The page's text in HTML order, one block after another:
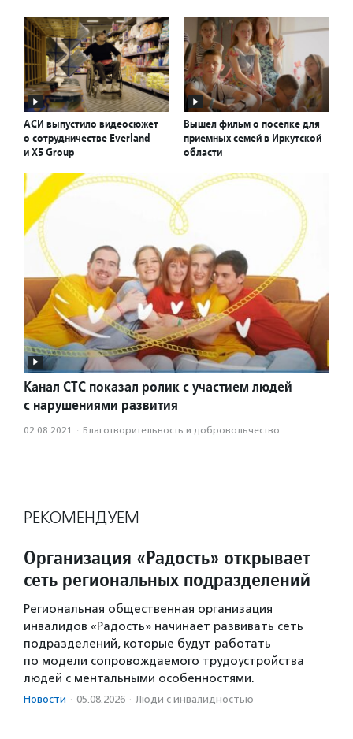
АСИ выпустило видеосюжет
о сотрудничестве Everland
и X5 Group
Вышел фильм о поселке для
приемных семей в Иркутской
области
Канал СТС показал ролик с участием людей
с нарушениями развития
02.08.2021 · Благотвори­тель­ность и доброволь­чест­во
РЕКОМЕНДУЕМ
Организация «Радость» открывает
сеть региональных подразделений
Региональная общественная организация
инвалидов «Радость» начинает развивать сеть
подразделений, которые будут работать
по модели сопровождаемого трудоустройства
людей с ментальными особенностями.
Новости · 05.08.2026 · Люди с инвалидностью